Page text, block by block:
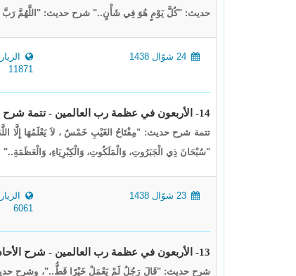
حديث: "كُلَّ يَوْمٍ هُوَ فِي شَأْنٍ.." شرح حديث: "اللَّهُمَّ رَبَّ
11871
14- الأربعون في عظمة رب العالمين - تتمة شرح الحديث 28 وشرح الحديث 30،29
تتمة شرح حديث: "مِفْتَاحُ الغَيْبِ خَمْسٌ ، لاَ يَعْلَمُهَا
"سُبْحَانَ ذِي الْجَبَرُوتِ، وَالْمَلَكُوتِ، وَالْكِبْرِيَاءِ، وَالْعَظَمَةِ.."
6061
13- الأربعون في عظمة رب العالمين - شرح الأحاديث 28،27،26
شرح حديث: "قَالَ رَجُلٌ لَمْ يَعْمَلْ خَيْرًا قَطُّ.."، وشرح